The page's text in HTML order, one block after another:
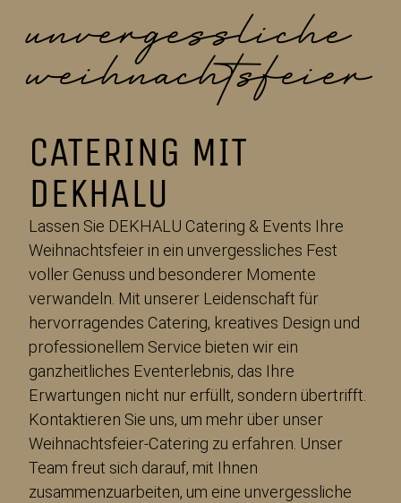
unver­gessliche
weihnachts­feier
CATERING MIT
DEKHALU
Lassen Sie DEKHALU Catering & Events Ihre
Weihnachtsfeier in ein unvergessliches Fest
voller Genuss und besonderer Momente
verwandeln. Mit unserer Leidenschaft für
hervorragendes Catering, kreatives Design und
professionellem Service bieten wir ein
ganzheitliches Eventerlebnis, das Ihre
Erwartungen nicht nur erfüllt, sondern übertrifft.
Kontaktieren Sie uns, um mehr über unser
Weihnachtsfeier-Catering zu erfahren. Unser
Team freut sich darauf, mit Ihnen
zusammenzuarbeiten, um eine unvergessliche